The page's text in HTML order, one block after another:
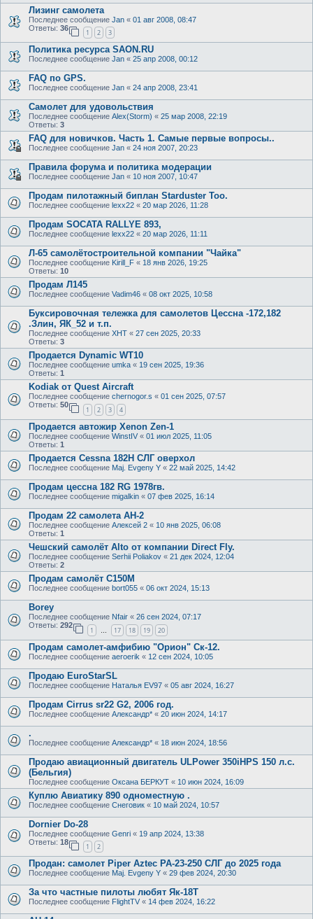
Лизинг самолета
Последнее сообщение Jan « 01 авг 2008, 08:47
Ответы: 36
1 2 3
Политика ресурса SAON.RU
Последнее сообщение Jan « 25 апр 2008, 00:12
FAQ по GPS.
Последнее сообщение Jan « 24 апр 2008, 23:41
Самолет для удовольствия
Последнее сообщение Alex(Storm) « 25 мар 2008, 22:19
Ответы: 3
FAQ для новичков. Часть 1. Самые первые вопросы..
Последнее сообщение Jan « 24 ноя 2007, 20:23
Правила форума и политика модерации
Последнее сообщение Jan « 10 ноя 2007, 10:47
Продам пилотажный биплан Starduster Too.
Последнее сообщение lexx22 « 20 мар 2026, 11:28
Продам SOCATA RALLYE 893,
Последнее сообщение lexx22 « 20 мар 2026, 11:11
Л-65 самолётостроительной компании "Чайка"
Последнее сообщение Kirill_F « 18 янв 2026, 19:25
Ответы: 10
Продам Л145
Последнее сообщение Vadim46 « 08 окт 2025, 10:58
Буксировочная тележка для самолетов Цессна -172,182
.Злин, ЯК_52 и т.п.
Последнее сообщение ХНТ « 27 сен 2025, 20:33
Ответы: 3
Продается Dynamic WT10
Последнее сообщение umka « 19 сен 2025, 19:36
Ответы: 1
Kodiak от Quest Aircraft
Последнее сообщение chernogor.s « 01 сен 2025, 07:57
Ответы: 50
1 2 3 4
Продается автожир Xenon Zen-1
Последнее сообщение WinstIV « 01 июл 2025, 11:05
Ответы: 1
Продается Cessna 182H СЛГ оверхол
Последнее сообщение Maj. Evgeny Y « 22 май 2025, 14:42
Продам цессна 182 RG 1978гв.
Последнее сообщение migalkin « 07 фев 2025, 16:14
Продам 22 самолета АН-2
Последнее сообщение Алексей 2 « 10 янв 2025, 06:08
Ответы: 1
Чешский самолёт Alto от компании Direct Fly.
Последнее сообщение Serhii Poliakov « 21 дек 2024, 12:04
Ответы: 2
Продам самолёт С150М
Последнее сообщение bort055 « 06 окт 2024, 15:13
Borey
Последнее сообщение Nfair « 26 сен 2024, 07:17
Ответы: 292
1 … 17 18 19 20
Продам самолет-амфибию "Орион" Ск-12.
Последнее сообщение aeroerik « 12 сен 2024, 10:05
Продаю EuroStarSL
Последнее сообщение Наталья EV97 « 05 авг 2024, 16:27
Продам Cirrus sr22 G2, 2006 год.
Последнее сообщение Александр* « 20 июн 2024, 14:17
.
Последнее сообщение Александр* « 18 июн 2024, 18:56
Продаю авиационный двигатель ULPower 350iHPS 150 л.с.
(Бельгия)
Последнее сообщение Оксана БЕРКУТ « 10 июн 2024, 16:09
Куплю Авиатику 890 одноместную .
Последнее сообщение Снеговик « 10 май 2024, 10:57
Dornier Do-28
Последнее сообщение Genri « 19 апр 2024, 13:38
Ответы: 18
1 2
Продан: самолет Piper Aztec PA-23-250 СЛГ до 2025 года
Последнее сообщение Maj. Evgeny Y « 29 фев 2024, 20:30
За что частные пилоты любят Як-18Т
Последнее сообщение FlightTV « 14 фев 2024, 16:22